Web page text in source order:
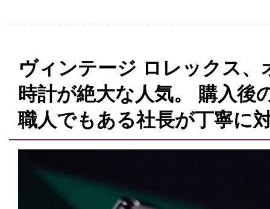
ヴィンテージ ロレックス
時計が絶大な人気。 購入後
職人でもある社長が丁寧に